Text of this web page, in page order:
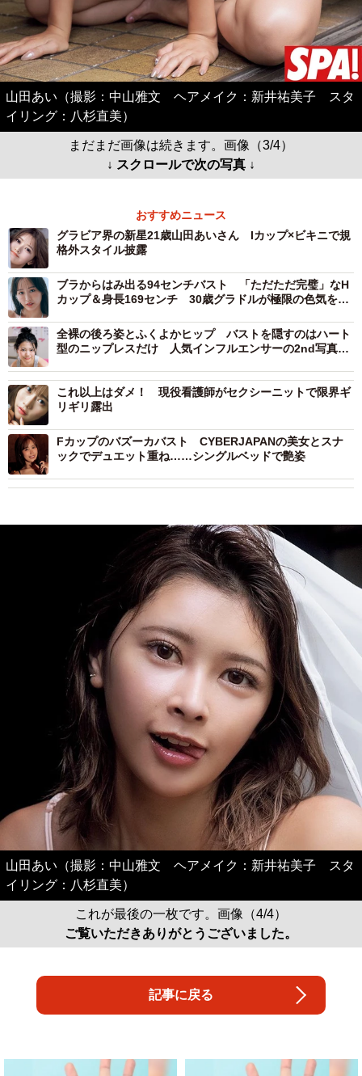
山田あい（撮影：中山雅文 ヘアメイク：新井祐美子 スタ
イリング：八杉直美）
まだまだ画像は続きます。画像（3/4）
↓ スクロールで次の写真 ↓
おすすめニュース
グラビア界の新星21歳山田あいさん Iカップ×ビキニで規
格外スタイル披露
ブラからはみ出る94センチバスト 「ただただ完璧」なH
カップ＆身長169センチ 30歳グラドルが極限の色気を表
全裸の後ろ姿とふくよかヒップ バストを隠すのはハート
型のニップレスだけ 人気インフルエンサーの2nd写真集
これ以上はダメ！ 現役看護師がセクシーニットで限界ギ
リギリ露出
Fカップのバズーカバスト CYBERJAPANの美女とスナ
ックでデュエット重ね……シングルベッドで艶姿
山田あい（撮影：中山雅文 ヘアメイク：新井祐美子 スタ
イリング：八杉直美）
これが最後の一枚です。画像（4/4）
ご覧いただきありがとうございました。
記事に戻る